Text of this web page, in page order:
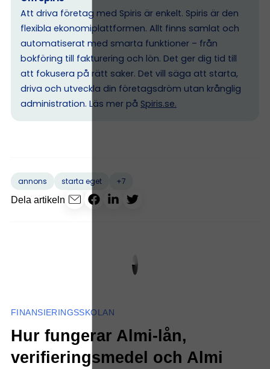
Att driva företag med Spiris är enkelt. Spiris är den
flexibla ekonomiplattformen. Allt finns samlat och
automatiserat med smarta funktioner – från
bokföring till fakturering och lön. Det ger dig tid till
att fokusera på rätt saker. Det vill säga att starta,
driva och utveckla din företagsdröm utan krånglig
administration. Läs mer på Spiris.se.
annons starta eget
+7
Dela artikeln
FINANSIERINGSSKOLAN
Hur fungerar Almi-lån,
verifieringsmedel och Almi